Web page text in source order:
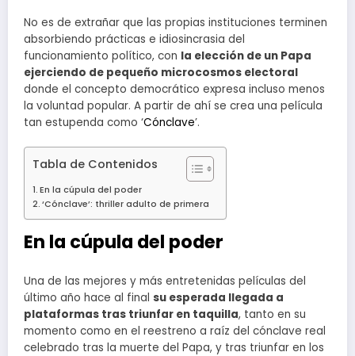
No es de extrañar que las propias instituciones terminen
absorbiendo prácticas e idiosincrasia del
funcionamiento político, con la elección de un Papa
ejerciendo de pequeño microcosmos electoral
donde el concepto democrático expresa incluso menos
la voluntad popular. A partir de ahí se crea una película
tan estupenda como ‘Cónclave’.
Tabla de Contenidos
En la cúpula del poder
‘Cónclave’: thriller adulto de primera
En la cúpula del poder
Una de las mejores y más entretenidas películas del
último año hace al final su esperada llegada a
plataformas tras triunfar en taquilla, tanto en su
momento como en el reestreno a raíz del cónclave real
celebrado tras la muerte del Papa, y tras triunfar en los